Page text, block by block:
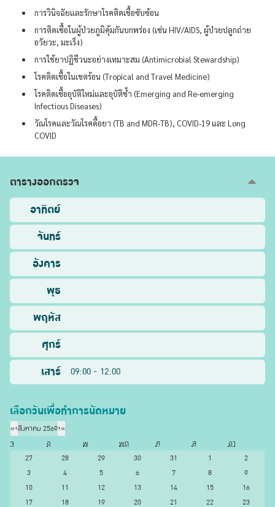
การวินิจฉัยและรักษาโรคติดเชื้อซับซ้อน
การติดเชื้อในผู้ป่วยภูมิคุ้มกันบกพร่อง (เช่น HIV/AIDS, ผู้ป่วยปลูกถ่าย
อวัยวะ, มะเร็ง)
การใช้ยาปฏิชีวนะอย่างเหมาะสม (Antimicrobial Stewardship)
โรคติดเชื้อในเขตร้อน (Tropical and Travel Medicine)
โรคติดเชื้ออุบัติใหม่และอุบัติซ้ำ (Emerging and Re-emerging
Infectious Diseases)
วัณโรคและวัณโรคดื้อยา (TB and MDR-TB), COVID-19 และ Long
COVID
ตารางออกตรวจ
อาทิตย์
จันทร์
อังคาร
พุธ
พฤหัส
ศุกร์
เสาร์
09:00 - 12:00
เลือกวันเพื่อทำการนัดหมาย
«‹สิงหาคม 2569›»
จ
อ พ พฤ ศ ส
อา
27
28 29 30 31 1
2
3
4 5 6 7 8
9
10
11 12 13 14 15
16
17
18 19 20 21 22
23